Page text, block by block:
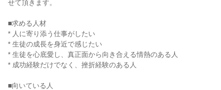
せて頂きます。
■求める人材
* 人に寄り添う仕事がしたい
* 生徒の成長を身近で感じたい
* 生徒を心底愛し、真正面から向き合える情熱のある人
* 成功経験だけでなく、挫折経験のある人
■向いている人